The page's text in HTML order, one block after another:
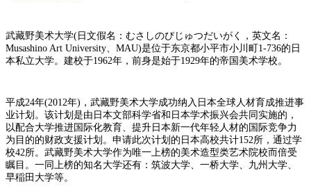
武藏野美术大学(日文假名：むさしのびじゅつだいがく，英文名：
Musashino Art University、MAU)是位于东京都小平市小川町1-736的日
本私立大学。建校于1962年，前身是始于1929年的帝国美术学校。
平成24年(2012年)，武藏野美术大学成功纳入日本全球人材育成推进事
业计划。该计划是由日本文部科学省和日本学术振兴会共同实施的，
以配合大学推进国际化教育、提升日本新一代年轻人材的国际竞争力
为目的的财政支援计划。申请此次计划的日本高校共计152所，通过学
校42所。武藏野美术大学作为唯一上榜的美术造型类艺术院校而倍受
瞩目。一同上榜的知名大学还有：筑波大学、一桥大学、九州大学、
早稲田大学等。